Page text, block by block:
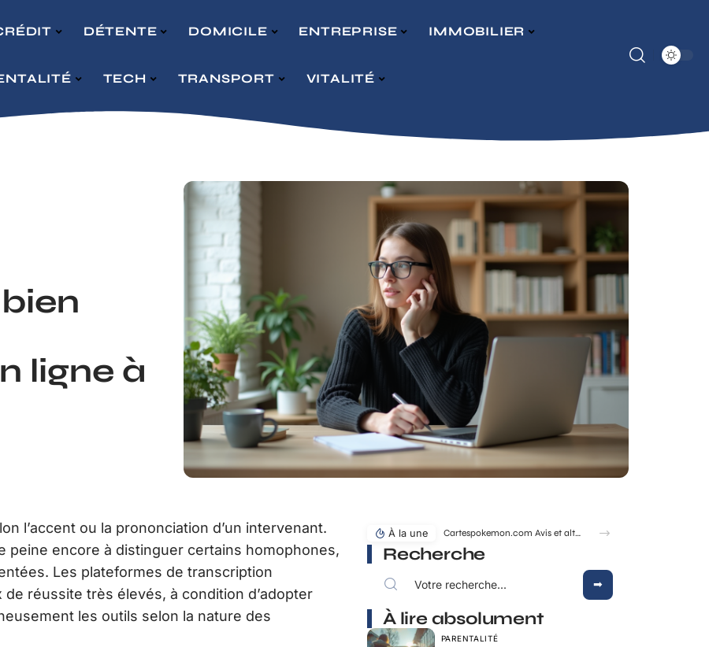
DÉTENTE DOMICILE ENTREPRISE IMMOBILIER
TECH TRANSPORT VITALITÉ
ligne à
l’accent ou la prononciation d’un intervenant.
peine encore à distinguer certains homophones,
Les plateformes de transcription
réussite très élevés, à condition d’adopter
les outils selon la nature des
À la une Cartespokemon.com Avis et alternatives fiables pour acheter vos cartes
Recherche
À lire absolument
PARENTALITÉ